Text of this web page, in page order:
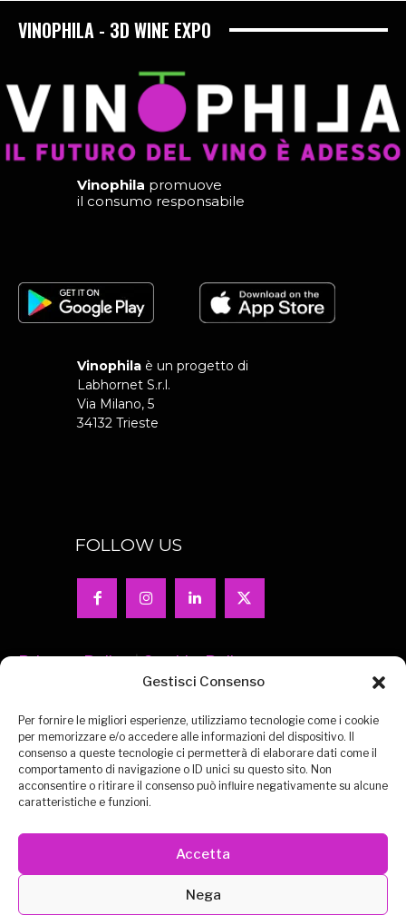
Gestisci Consenso
Per fornire le migliori esperienze, utilizziamo tecnologie come i cookie
per memorizzare e/o accedere alle informazioni del dispositivo. Il
consenso a queste tecnologie ci permetterà di elaborare dati come il
comportamento di navigazione o ID unici su questo sito. Non
acconsentire o ritirare il consenso può influire negativamente su alcune
caratteristiche e funzioni.
Accetta
Nega
VINOPHILA - 3D WINE EXPO
Vinophila promuove
il consumo responsabile
Vinophila è un progetto di
Labhornet S.r.l.
Via Milano, 5
34132 Trieste
FOLLOW US
Privacy-Policy|Cookie-Policy
CONTATTACI EXPO VIRTUALE MISSION
ESPOSITORI DEUTSCH ENGLISH